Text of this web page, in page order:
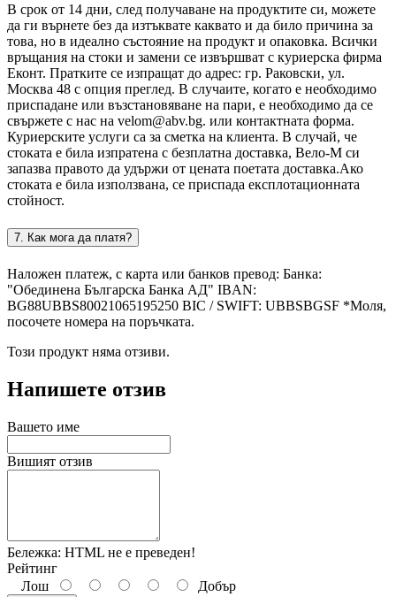
В срок от 14 дни, след получаване на продуктите си, можете
да ги върнете без да изтъквате каквато и да било причина за
това, но в идеално състояние на продукт и опаковка. Всички
връщания на стоки и замени се извършват с куриерска фирма
Еконт. Пратките се изпращат до адрес: гр. Раковски, ул.
Москва 48 с опция преглед. В случаите, когато е необходимо
приспадане или възстановяване на пари, е необходимо да се
свържете с нас на velom@abv.bg. или контактната форма.
Куриерските услуги са за сметка на клиента. В случай, че
стоката е била изпратена с безплатна доставка, Вело-М си
запазва правото да удържи от цената поетата доставка.Ако
стоката е била използвана, се приспада експлотационната
стойност.
7. Как мога да платя?
Наложен платеж, с карта или банков превод: Банка:
"Обединена Българска Банка АД" IBAN:
BG88UBBS80021065195250 BIC / SWIFT: UBBSBGSF *Моля,
посочете номера на поръчката.
Този продукт няма отзиви.
Напишете отзив
Вашето име
Вишият отзив
Бележка: HTML не е преведен!
Рейтинг
Лош
Добър